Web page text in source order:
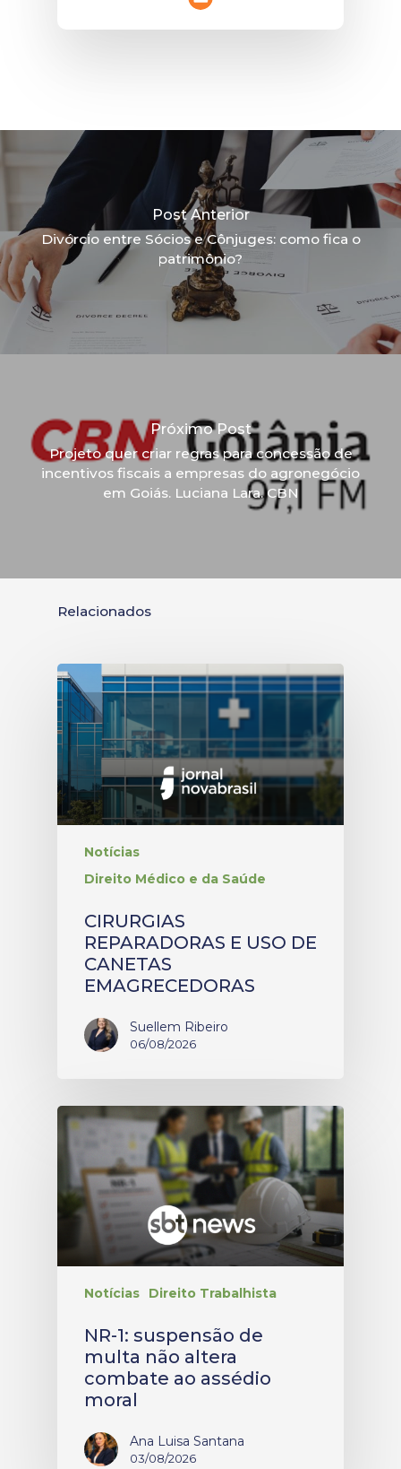
Post Anterior
Divórcio entre Sócios e Cônjuges: como fica o
patrimônio?
Próximo Post
Projeto quer criar regras para concessão de
incentivos fiscais a empresas do agronegócio
em Goiás. Luciana Lara. CBN
Relacionados
Notícias
Direito Médico e da Saúde
CIRURGIAS
REPARADORAS E USO DE
CANETAS
EMAGRECEDORAS
Suellem Ribeiro
06/08/2026
Notícias Direito Trabalhista
NR-1: suspensão de
multa não altera
combate ao assédio
moral
Ana Luisa Santana
03/08/2026